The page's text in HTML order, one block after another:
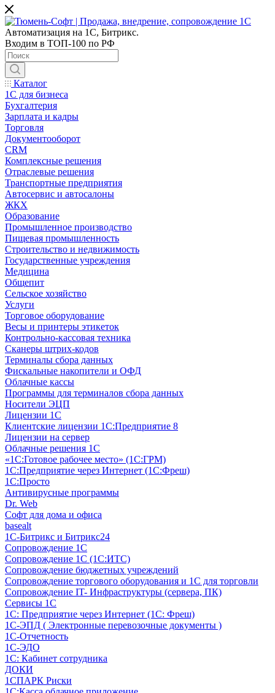
Автоматизация на 1С, Битрикс.
Входим в ТОП-100 по РФ
Каталог
1С для бизнеса
Бухгалтерия
Зарплата и кадры
Торговля
Документооборот
CRM
Комплексные решения
Отраслевые решения
Транспортные предприятия
Автосервис и автосалоны
ЖКХ
Образование
Промышленное производство
Пищевая промышленность
Строительство и недвижимость
Государственные учреждения
Медицина
Общепит
Сельское хозяйство
Услуги
Торговое оборудование
Весы и принтеры этикеток
Контрольно-кассовая техника
Сканеры штрих-кодов
Терминалы сбора данных
Фискальные накопители и ОФД
Облачные кассы
Программы для терминалов сбора данных
Носители ЭЦП
Лицензии 1С
Клиентские лицензии 1С:Предприятие 8
Лицензии на сервер
Облачные решения 1С
«1C:Готовое рабочее место» (1С:ГРМ)
1С:Предприятие через Интернет (1С:Фреш)
1С:Просто
Антивирусные программы
Dr. Web
Софт для дома и офиса
basealt
1С-Битрикс и Битрикс24
Сопровождение 1С
Сопровождение 1С (1С:ИТС)
Сопровождение бюджетных учреждений
Сопровождение торгового оборудования и 1С для торговли
Сопровождение IT- Инфраструктуры (сервера, ПК)
Сервисы 1С
1С: Предприятие через Интернет (1С: Фреш)
1С-ЭПД ( Электронные перевозочные документы )
1С-Отчетность
1С-ЭДО
1С: Кабинет сотрудника
ДОКИ
1СПАРК Риски